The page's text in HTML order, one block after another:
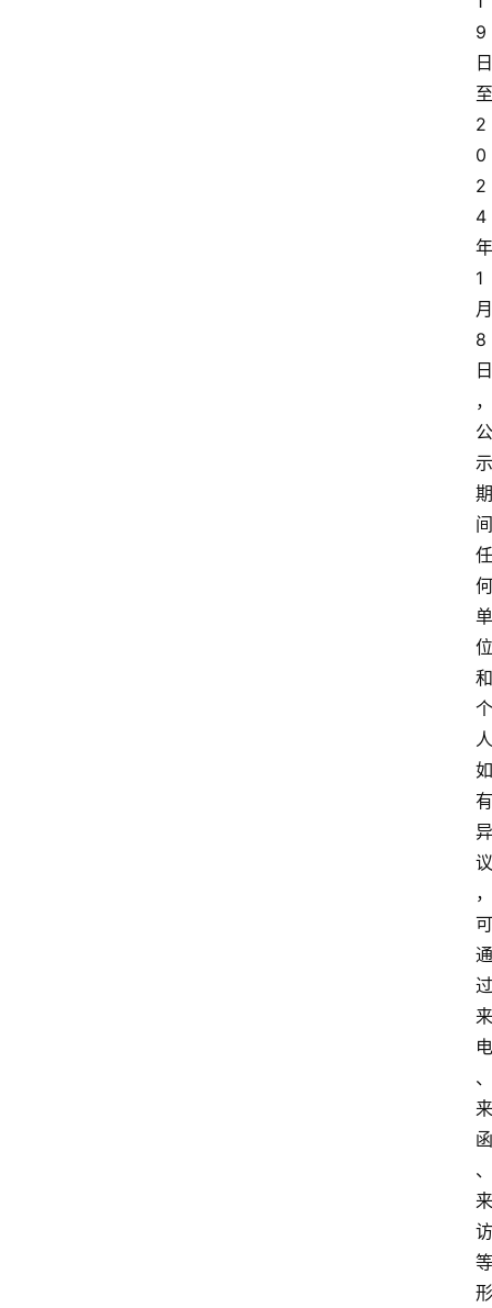
9
日
至
2
0
2
4
年
1
月
8
日
，
公
示
期
间
任
何
单
位
和
个
人
如
有
异
议
，
可
通
过
来
电
、
来
函
、
来
访
等
形